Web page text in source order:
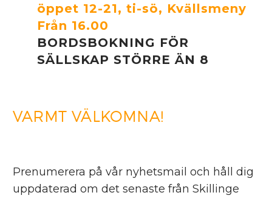
öppet 12-21, ti-sö, Kvällsmeny
Från 16.00
BORDSBOKNING FÖR
SÄLLSKAP STÖRRE ÄN 8
VARMT VÄLKOMNA!
Prenumerera på vår nyhetsmail och håll dig
uppdaterad om det senaste från Skillinge